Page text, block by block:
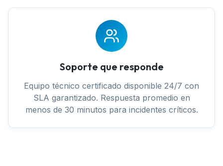
Soporte que responde
Equipo técnico certificado disponible 24/7 con
SLA garantizado. Respuesta promedio en
menos de 30 minutos para incidentes críticos.